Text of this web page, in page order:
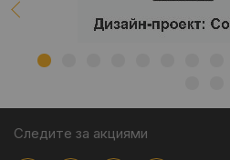
Следите за акциями